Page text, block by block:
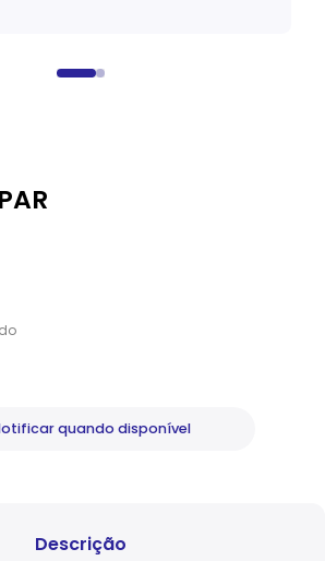
quando disponível
Descrição